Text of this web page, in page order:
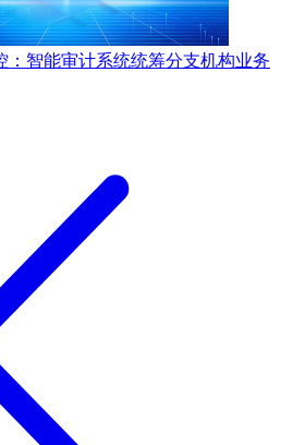
：智能审计系统统筹分支机构业务